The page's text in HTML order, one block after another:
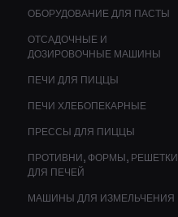
ОБОРУДОВАНИЕ ДЛЯ ПАСТЫ
ОТСАДОЧНЫЕ И
ДОЗИРОВОЧНЫЕ МАШИНЫ
ПЕЧИ ДЛЯ ПИЦЦЫ
ПЕЧИ ХЛЕБОПЕКАРНЫЕ
ПРЕССЫ ДЛЯ ПИЦЦЫ
ПРОТИВНИ, ФОРМЫ, РЕШЕТКИ
ДЛЯ ПЕЧЕЙ
МАШИНЫ ДЛЯ ИЗМЕЛЬЧЕНИЯ